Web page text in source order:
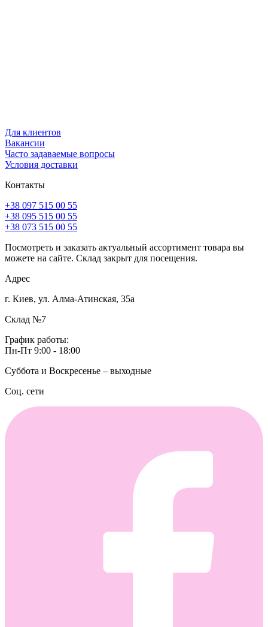
Для клиентов
Вакансии
Часто задаваемые вопросы
Условия доставки
Контакты
+38 097 515 00 55
+38 095 515 00 55
+38 073 515 00 55
Посмотреть и заказать актуальный ассортимент товара вы
можете на сайте. Склад закрыт для посещения.
Адрес
г. Киев, ул. Алма-Атинская, 35а
Склад №7
График работы:
Пн-Пт 9:00 - 18:00
Суббота и Воскресенье – выходные
Соц. сети